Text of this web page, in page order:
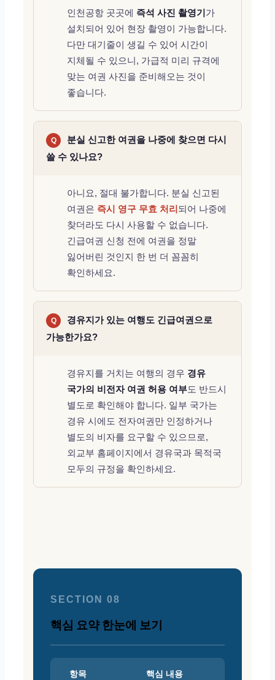
인천공항 곳곳에 즉석 사진 촬영기 가
설치되어 있어 현장 촬영이 가능합니다.
다만 대기줄이 생길 수 있어 시간이
지체될 수 있으니, 가급적 미리 규격에
맞는 여권 사진을 준비해오는 것이
좋습니다.
Q
분실 신고한 여권을 나중에 찾으면 다시
쓸 수 있나요?
아니요, 절대 불가합니다. 분실 신고된
여권은 즉시 영구 무효 처리 되어 나중에
찾더라도 다시 사용할 수 없습니다.
긴급여권 신청 전에 여권을 정말
잃어버린 것인지 한 번 더 꼼꼼히
확인하세요.
Q
경유지가 있는 여행도 긴급여권으로
가능한가요?
경유지를 거치는 여행의 경우 경유
국가의 비전자 여권 허용 여부도 반드시
별도로 확인해야 합니다. 일부 국가는
경유 시에도 전자여권만 인정하거나
별도의 비자를 요구할 수 있으므로,
외교부 홈페이지에서 경유국과 목적국
모두의 규정을 확인하세요.
SECTION 08
핵심 요약 한눈에 보기
항목 핵심 내용